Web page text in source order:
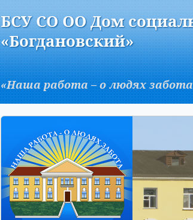
БСУ СО ОО Дом
«Богдановский»
«Наша работа – о людях